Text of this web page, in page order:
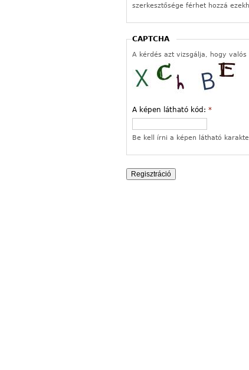
szerkesztősége férhet hozzá
CAPTCHA
A kérdés azt vizsgálja, hogy
A képen látható kód: *
Be kell írni a képen látható